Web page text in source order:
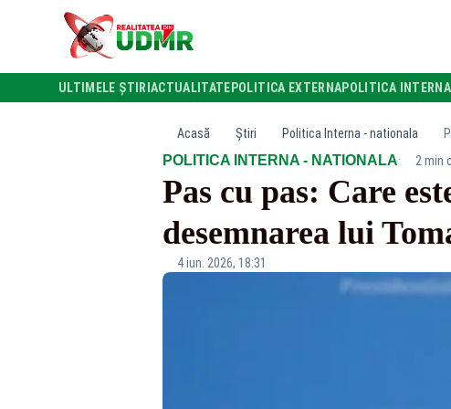
ULTIMELE ȘTIRI ACTUALITATE POLITICA EXTERNAPOLITICA
Acasă Știri Politica Interna - nationala
POLITICA INTERNA - NATIONALA· 2 min
Pas cu pas: Care
desemnarea lui
4 iun. 2026, 18:31